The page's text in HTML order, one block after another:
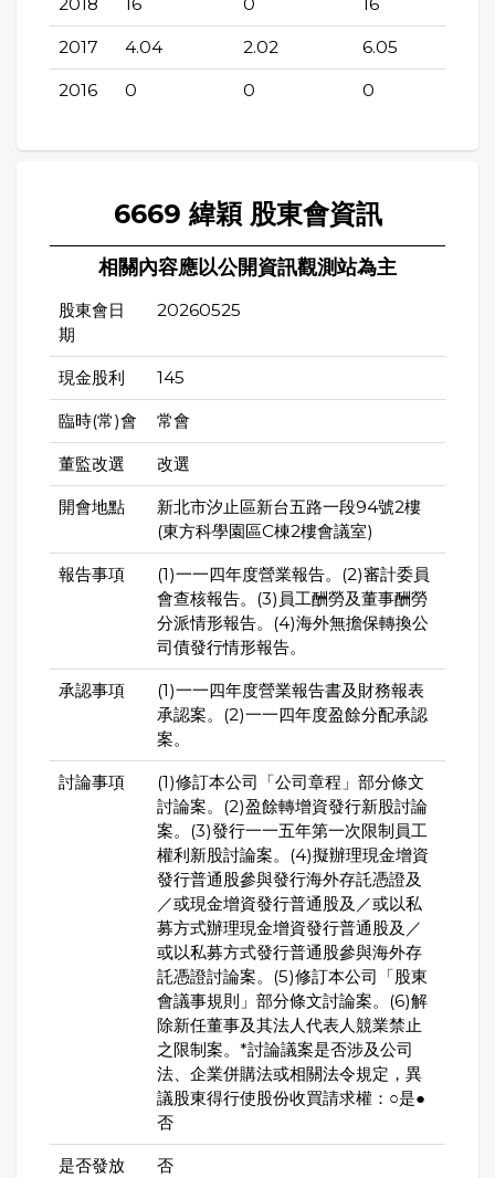
2017 4.04 2.02 6.05
2016 0 0 0
6669 緯穎 股東會資訊
相關內容應以公開資訊觀測站為主
股東會日
期
20260525
現金股利 145
臨時(常)會 常會
董監改選 改選
開會地點
新北市汐止區新台五路一段94號2樓
(東方科學園區C棟2樓會議室)
報告事項
(1)一一四年度營業報告。(2)審計委員
會查核報告。(3)員工酬勞及董事酬勞
分派情形報告。(4)海外無擔保轉換公
司債發行情形報告。
承認事項
(1)一一四年度營業報告書及財務報表
承認案。(2)一一四年度盈餘分配承認
案。
討論事項
(1)修訂本公司「公司章程」部分條文
討論案。(2)盈餘轉增資發行新股討論
案。(3)發行一一五年第一次限制員工
權利新股討論案。(4)擬辦理現金增資
發行普通股參與發行海外存託憑證及
／或現金增資發行普通股及／或以私
募方式辦理現金增資發行普通股及／
或以私募方式發行普通股參與海外存
託憑證討論案。(5)修訂本公司「股東
會議事規則」部分條文討論案。(6)解
除新任董事及其法人代表人競業禁止
之限制案。*討論議案是否涉及公司
法、企業併購法或相關法令規定，異
議股東得行使股份收買請求權：○是●
否
是否發放
否